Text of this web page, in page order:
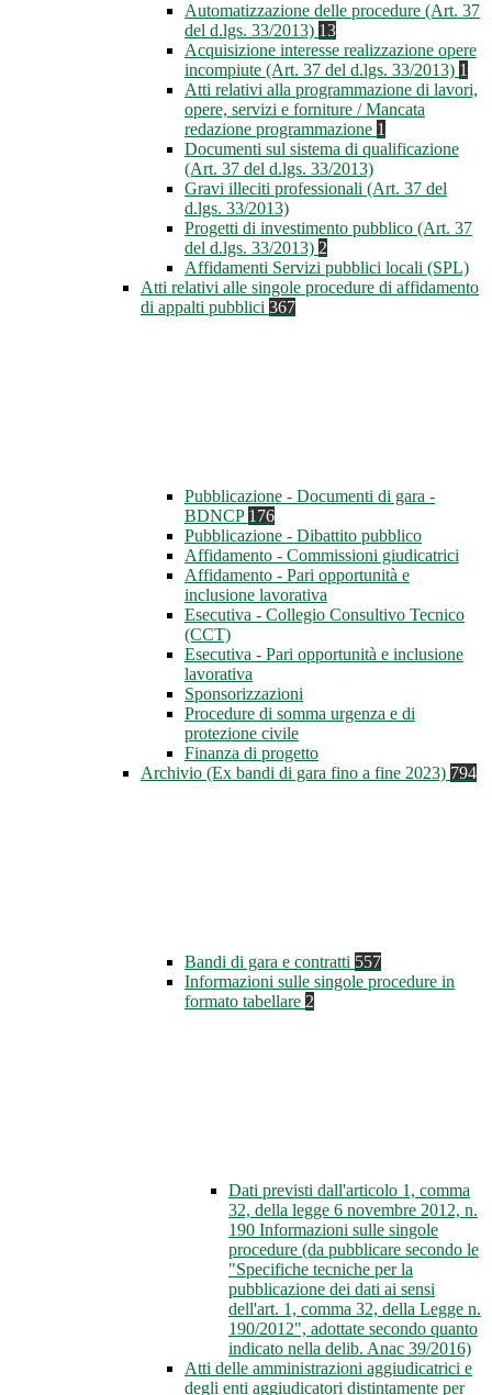
Automatizzazione delle procedure (Art. 37
del d.lgs. 33/2013) 13
Acquisizione interesse realizzazione opere
incompiute (Art. 37 del d.lgs. 33/2013) 1
Atti relativi alla programmazione di lavori,
opere, servizi e forniture / Mancata
redazione programmazione 1
Documenti sul sistema di qualificazione
(Art. 37 del d.lgs. 33/2013)
Gravi illeciti professionali (Art. 37 del
d.lgs. 33/2013)
Progetti di investimento pubblico (Art. 37
del d.lgs. 33/2013) 2
Affidamenti Servizi pubblici locali (SPL)
Atti relativi alle singole procedure di affidamento
di appalti pubblici 367
Pubblicazione - Documenti di gara -
BDNCP 176
Pubblicazione - Dibattito pubblico
Affidamento - Commissioni giudicatrici
Affidamento - Pari opportunità e
inclusione lavorativa
Esecutiva - Collegio Consultivo Tecnico
(CCT)
Esecutiva - Pari opportunità e inclusione
lavorativa
Sponsorizzazioni
Procedure di somma urgenza e di
protezione civile
Finanza di progetto
Archivio (Ex bandi di gara fino a fine 2023) 794
Bandi di gara e contratti 557
Informazioni sulle singole procedure in
formato tabellare 2
Dati previsti dall'articolo 1, comma
32, della legge 6 novembre 2012, n.
190 Informazioni sulle singole
procedure (da pubblicare secondo le
"Specifiche tecniche per la
pubblicazione dei dati ai sensi
dell'art. 1, comma 32, della Legge n.
190/2012", adottate secondo quanto
indicato nella delib. Anac 39/2016)
Atti delle amministrazioni aggiudicatrici e
degli enti aggiudicatori distintamente per